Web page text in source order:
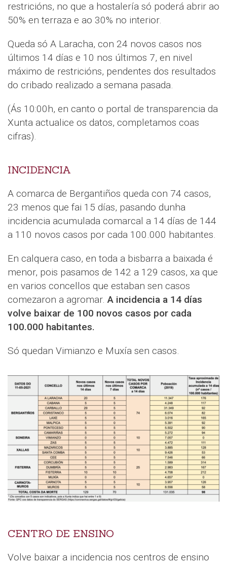
restricións, no que a hostalería só poderá abrir ao
50% en terraza e ao 30% no interior.
Queda só A Laracha, con 24 novos casos nos
últimos 14 días e 10 nos últimos 7, en nivel
máximo de restricións, pendentes dos resultados
do cribado realizado a semana pasada.
(Ás 10:00h, en canto o portal de transparencia da
Xunta actualice os datos, completamos coas
cifras).
INCIDENCIA
A comarca de Bergantiños queda con 74 casos,
23 menos que fai 15 días, pasando dunha
incidencia acumulada comarcal a 14 días de 144
a 110 novos casos por cada 100.000 habitantes.
En calquera caso, en toda a bisbarra a baixada é
menor, pois pasamos de 142 a 129 casos, xa que
en varios concellos que estaban sen casos
comezaron a agromar.A incidencia a 14 días
volve baixar de 100 novos casos por cada
100.000 habitantes.
Só quedan Vimianzo e Muxía sen casos.
CENTRO DE ENSINO
Volve baixar a incidencia nos centros de ensino